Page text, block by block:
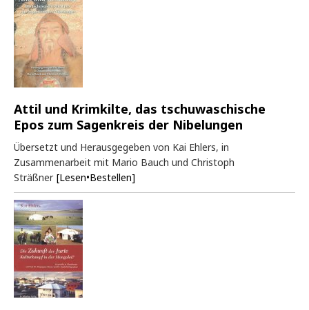
Attil und Krimkilte, das tschuwaschische
Epos zum Sagenkreis der Nibelungen
Übersetzt und Herausgegeben von Kai Ehlers, in
Zusammenarbeit mit Mario Bauch und Christoph
Sträßner [Lesen•Bestellen]